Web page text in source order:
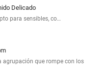
Delicado
para sensibles, co…
agrupación que rompe con los